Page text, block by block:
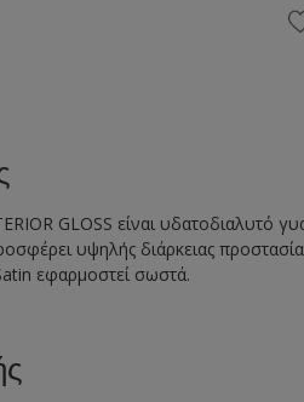
GLOSS είναι υδατοδιαλυτό
υψηλής διάρκειας
εφαρμοστεί σωστά.